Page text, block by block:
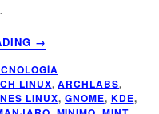
ACERCA
DE
LAS
DISTRIBUCIONES
LINUX
→
LINUX,ARCHLABS,
LINUX, GNOME, KDE,